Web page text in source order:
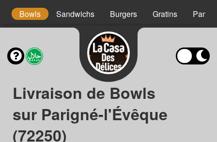
Bowls Sandwichs Burgers Gratins
Livraison de Bowls
sur Parigné-l'Évêque
(72250)